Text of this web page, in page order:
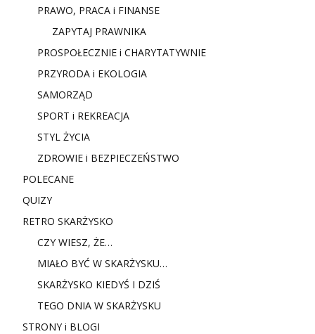
PRAWO, PRACA i FINANSE
ZAPYTAJ PRAWNIKA
PROSPOŁECZNIE i CHARYTATYWNIE
PRZYRODA i EKOLOGIA
SAMORZĄD
SPORT i REKREACJA
STYL ŻYCIA
ZDROWIE i BEZPIECZEŃSTWO
POLECANE
QUIZY
RETRO SKARŻYSKO
CZY WIESZ, ŻE…
MIAŁO BYĆ W SKARŻYSKU…
SKARŻYSKO KIEDYŚ I DZIŚ
TEGO DNIA W SKARŻYSKU
STRONY i BLOGI